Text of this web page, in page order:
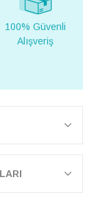
Yurt Dışına
Teslimat